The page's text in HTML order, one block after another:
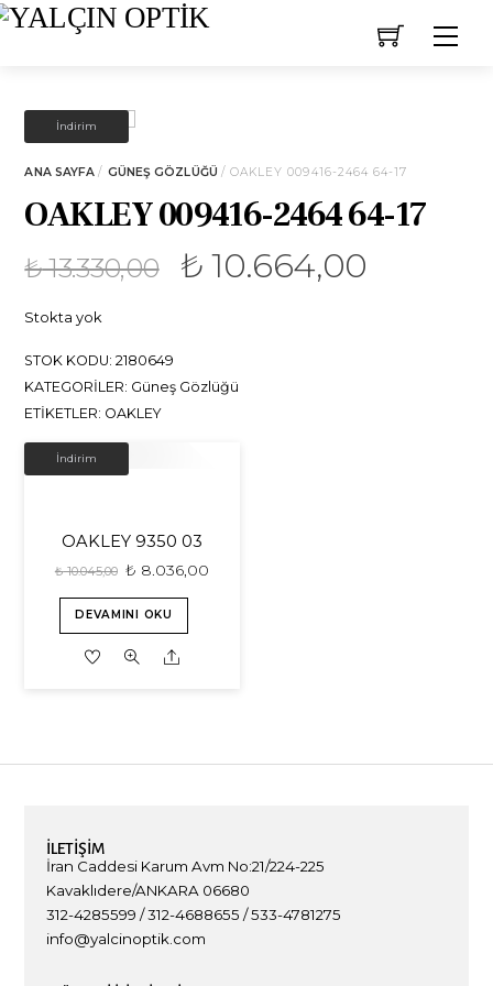
Skip
İndirim
ANA SAYFA/ GÜNEŞ GÖZLÜĞÜ/ OAKLEY 009416-2464 64-17
OAKLEY 009416-2464 64-17
₺13.330,00 ₺ 10.664,00
Stokta yok
STOK KODU:2180649
KATEGORILER: Güneş Gözlüğü
ETIKETLER: OAKLEY
İndirim
OAKLEY 9350 03
₺10.045,00 ₺ 8.036,00
DEVAMINI OKU
Share
İLETIŞIM
İran Caddesi Karum Avm No:21/224-225
Kavaklıdere/ANKARA 06680
312-4285599 / 312-4688655 / 533-4781275
info@yalcinoptik.com